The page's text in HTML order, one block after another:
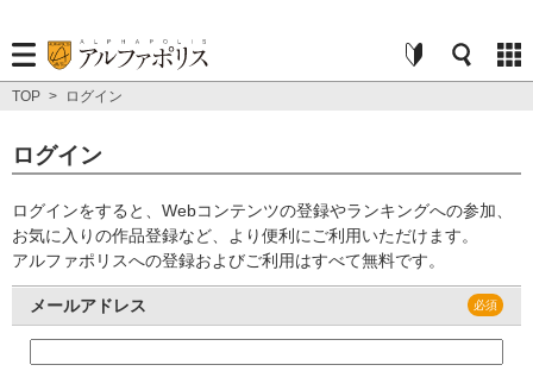
TOP > ログイン
ログイン
ログインをすると、Webコンテンツの登録やランキングへの参加、
お気に入りの作品登録など、より便利にご利用いただけます。
アルファポリスへの登録およびご利用はすべて無料です。
メールアドレス